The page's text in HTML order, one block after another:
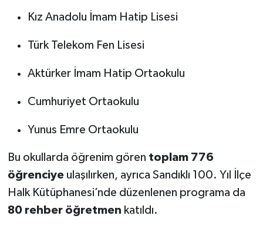
Kız Anadolu İmam Hatip Lisesi
Türk Telekom Fen Lisesi
Aktürker İmam Hatip Ortaokulu
Cumhuriyet Ortaokulu
Yunus Emre Ortaokulu
Bu okullarda öğrenim gören toplam 776
öğrenciyeulaşılırken, ayrıca Sandıklı 100. Yıl İlçe
Halk Kütüphanesi’nde düzenlenen programa da
80 rehber öğretmen katıldı.